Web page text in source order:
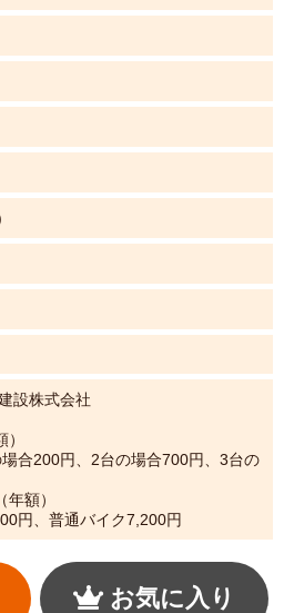
設株式会社
200円、2台の場合700円、3台の
年額）
円、普通バイク7,200円
お気に入り